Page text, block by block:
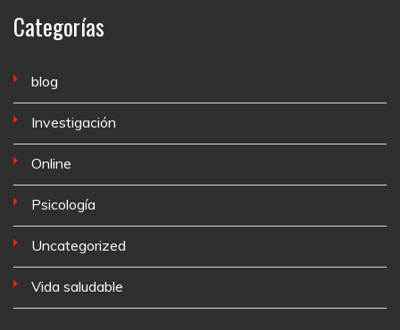
Categorías
blog
Investigación
Online
Psicología
Uncategorized
Vida saludable